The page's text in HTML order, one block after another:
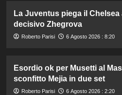
La Juventus piega il
decisivo Zhegrova
Roberto Parisi 6 Agosto 2026 : 8:20
Esordio ok per Musetti al
sconfitto Mejia in due set
Roberto Parisi 6 Agosto 2026 : 2:20